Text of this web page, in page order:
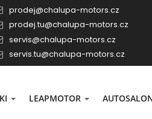
prodej@chalupa-motors.cz
prodej.tu@chalupa-motors.cz
servis@chalupa-motors.cz
servis.tu@chalupa-motors.cz
LEAPMOTOR